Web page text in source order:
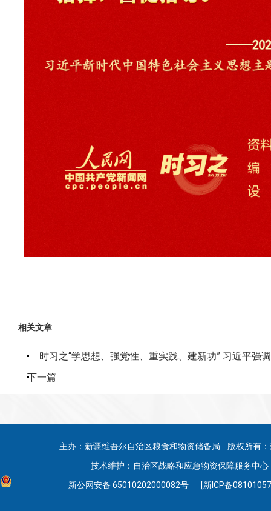
相关文章
时习之“学思想、强党性、重实践、建新功” 习近平强
下一篇
主办：新疆维吾尔自治区粮食和物资储备局 版权所有
技术维护：自治区战略和应急物资保障服务中
新公网安备 65010202000082号
[新ICP备